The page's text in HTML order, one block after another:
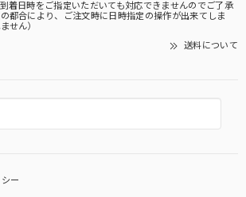
着日時をご指定いただいても対応できませんのでご了承
都合により、ご注文時に日時指定の操作が出来てしま
せん）
送料について
ー